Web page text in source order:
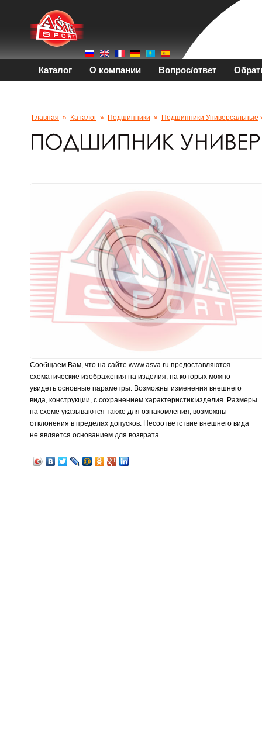
Каталог О компании Вопрос/ответ
Главная » Каталог » Подшипники » Подшипники Универсальные
Сообщаем Вам, что на сайте www.asva.ru предоставляются
схематические изображения на изделия, на которых можно
увидеть основные параметры. Возможны изменения внешнего
вида, конструкции, с сохранением характеристик изделия. Размеры
на схеме указываются также для ознакомления, возможны
отклонения в пределах допусков. Несоответствие внешнего вида
не является основанием для возврата